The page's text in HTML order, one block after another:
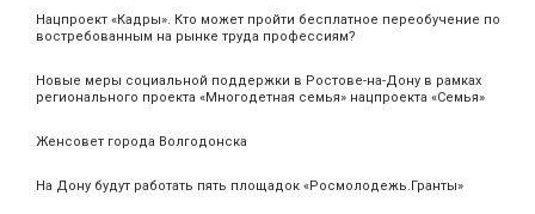
Нацпроект «Кадры». Кто может пройти бесплатное переобучение по
востребованным на рынке труда профессиям?
Новые меры социальной поддержки в Ростове-на-Дону в рамках
регионального проекта «Многодетная семья» нацпроекта «Семья»
Женсовет города Волгодонска
На Дону будут работать пять площадок «Росмолодежь.Гранты»